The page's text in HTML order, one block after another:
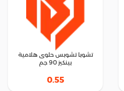
تشوبا تشوبس حلوى هلامية
بينكيز 90 جم
0.55